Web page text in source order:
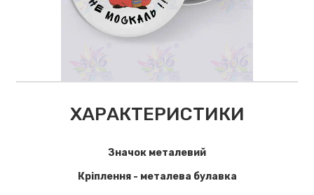
ХАРАКТЕРИСТИКИ
Значок металевий
Кріплення - металева булавка